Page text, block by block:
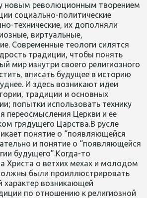
новым революционным творением
социально-политические
технические, их дополняли
виртуальные,
Современные теологи силятся
традиции, чтобы понять
мир изнутри своего религиозного
вписать будущее в историю
И здесь возникают идеи
традиции и основных
попытки использовать технику
переосмысления Церкви и ее
грядущего Царства.В русле
понятие о “появляющейся
и понятие о “появляющейся
будущего”.Когда-то
Христа о ветхих мехах и молодом
были проиллюстрировать
характер возникающей
по отношению к религиозной